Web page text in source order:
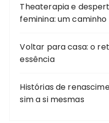
Theaterapia e
feminina: um
Voltar para casa: o
essência
Histórias de
sim a si mesmas